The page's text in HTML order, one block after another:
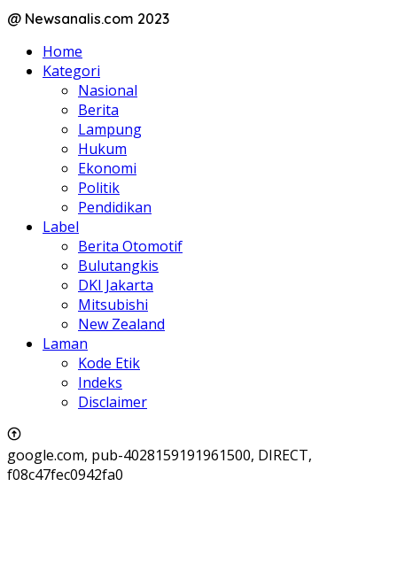
@ Newsanalis.com 2023
Home
Kategori
Nasional
Berita
Lampung
Hukum
Ekonomi
Politik
Pendidikan
Label
Berita Otomotif
Bulutangkis
DKI Jakarta
Mitsubishi
New Zealand
Laman
Kode Etik
Indeks
Disclaimer
google.com, pub-4028159191961500, DIRECT,
f08c47fec0942fa0